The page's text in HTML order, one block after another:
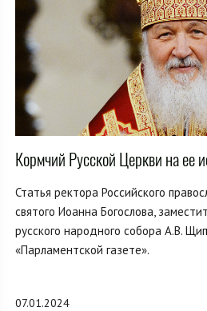
Кормчий Русской Церкви на ее
Статья ректора Российского
святого Иоанна Богослова,
русского народного собора А.В.
«Парламентской газете».
07.01.2024